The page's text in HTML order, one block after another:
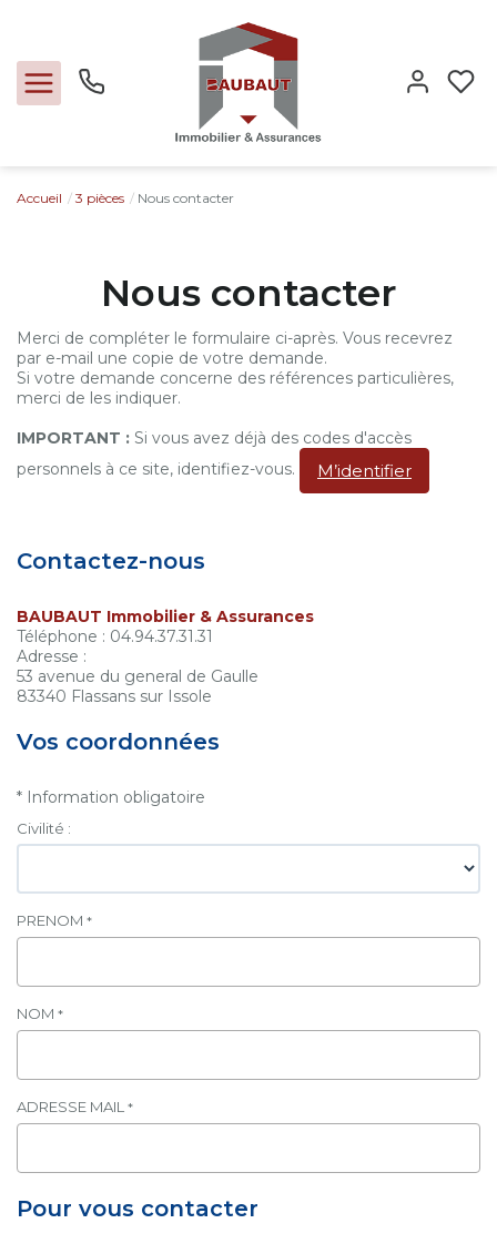
Locations
Expertise
Nos métiers
L'agence
Estimation
Avis clients
Accueil 3 pièces Nous contacter
Nous contacter
Merci de compléter le formulaire ci-après. Vous recevrez
par e-mail une copie de votre demande.
Si votre demande concerne des références particulières,
merci de les indiquer.
IMPORTANT : Si vous avez déjà des codes d'accès
personnels à ce site, identifiez-vous.
M’identifier
Contactez-nous
BAUBAUT Immobilier & Assurances
Téléphone : 04.94.37.31.31
Adresse :
53 avenue du general de Gaulle
83340 Flassans sur Issole
Vos coordonnées
* Information obligatoire
Civilité :
PRENOM *
NOM *
ADRESSE MAIL *
Pour vous contacter